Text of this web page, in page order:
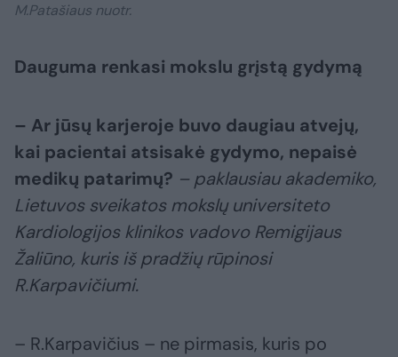
M.Patašiaus nuotr.
Dauguma renkasi mokslu grįstą gydymą
– Ar jūsų karjeroje buvo daugiau atvejų,
kai pacientai atsisakė gydymo, nepaisė
medikų patarimų? – paklausiau akademiko,
Lietuvos sveikatos mokslų universiteto
Kardiologijos klinikos vadovo Remigijaus
Žaliūno, kuris iš pradžių rūpinosi
R.Karpavičiumi.
– R.Karpavičius – ne pirmasis, kuris po